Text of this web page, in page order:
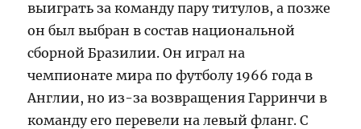
выиграть за команду пару титулов, а позже
он был выбран в состав национальной
сборной Бразилии. Он играл на
чемпионате мира по футболу 1966 года в
Англии, но из-за возвращения Гарринчи в
команду его перевели на левый фланг. С